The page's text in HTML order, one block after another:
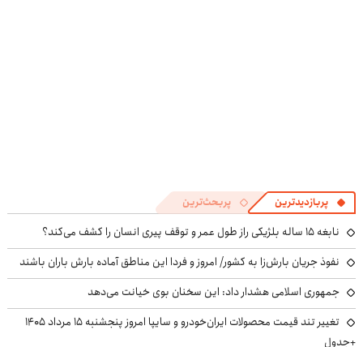
پربازدیدترین پربحث‌ترین
نابغه ۱۵ ساله بلژیکی راز طول عمر و توقف پیری انسان را کشف می‌کند؟
نفوذ جریان بارش‌زا به کشور/ امروز و فردا این مناطق آماده بارش باران باشند
جمهوری اسلامی هشدار داد: این سخنان بوی خیانت می‌دهد
تغییر تند قیمت محصولات ایران‌خودرو و سایپا امروز پنجشنبه ۱۵ مرداد ۱۴۰۵
+جدول